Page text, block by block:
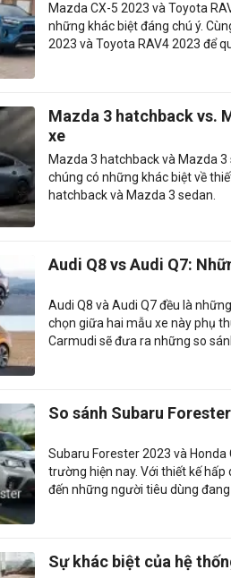
Mazda CX-5 2023 và Toyota
những khác biệt đáng chú ý.
2023 và Toyota RAV4 2023 để
Mazda 3 hatchback vs.
xe
Mazda 3 hatchback và Mazda
chúng có những khác biệt về
hatchback và Mazda 3 sedan.
Audi Q8 vs Audi Q7:
Audi Q8 và Audi Q7 đều là
chọn giữa hai mẫu xe này phụ
Carmudi sẽ đưa ra những so
So sánh Subaru
Subaru Forester 2023 và
trường hiện nay. Với thiết kế
đến những người tiêu dùng
Sự khác biệt của hệ